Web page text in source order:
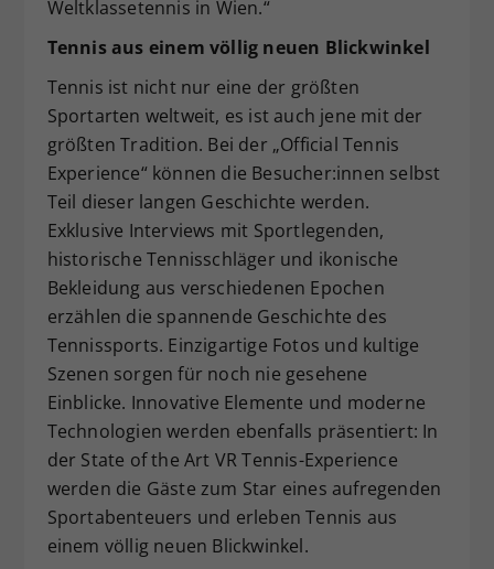
Weltklassetennis in Wien.“
Tennis aus einem völlig neuen Blickwinkel
Tennis ist nicht nur eine der größten
Sportarten weltweit, es ist auch jene mit der
größten Tradition. Bei der „Official Tennis
Experience“ können die Besucher:innen selbst
Teil dieser langen Geschichte werden.
Exklusive Interviews mit Sportlegenden,
historische Tennisschläger und ikonische
Bekleidung aus verschiedenen Epochen
erzählen die spannende Geschichte des
Tennissports. Einzigartige Fotos und kultige
Szenen sorgen für noch nie gesehene
Einblicke. Innovative Elemente und moderne
Technologien werden ebenfalls präsentiert: In
der State of the Art VR Tennis-Experience
werden die Gäste zum Star eines aufregenden
Sportabenteuers und erleben Tennis aus
einem völlig neuen Blickwinkel.